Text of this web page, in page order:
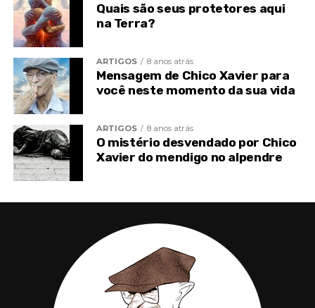
A vida não cessa. A
vida é fonte eterna e a
morte é jogo escuro
das ilusões.
O grande rio tem seu
trajeto, antes do mar
imenso. Copiando-lhe
a expressão, a alma
percorre igualmente
caminhos variados e
etapas diversas,
também recebe
Quais são seus protetores aqui
na Terra?
ARTIGOS 8 anos atrás
Mensagem de Chico Xavier para
você neste momento da sua vida
ARTIGOS 8 anos atrás
O mistério desvendado por Chico
Xavier do mendigo no alpendre